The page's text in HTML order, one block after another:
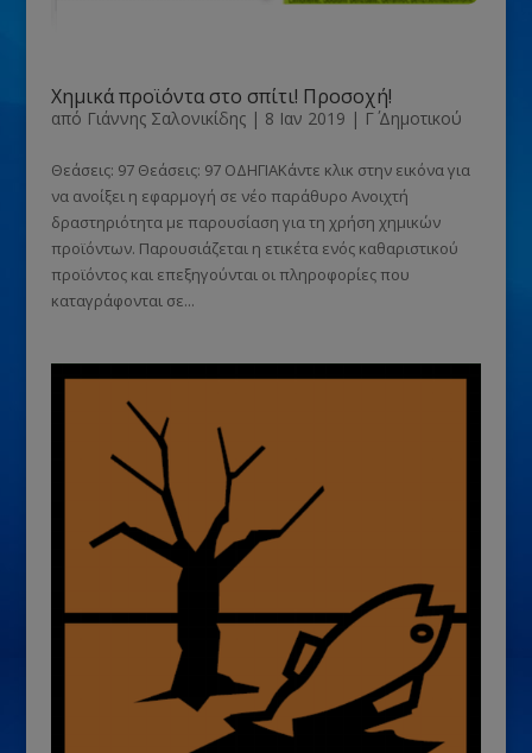
Χημικά προϊόντα στο σπίτι! Προσοχή!
από Γιάννης Σαλονικίδης| 8 Ιαν 2019 | Γ΄ Δημοτικού
Θεάσεις: 97 Θεάσεις: 97 ΟΔΗΓΙΑΚάντε κλικ στην εικόνα για
να ανοίξει η εφαρμογή σε νέο παράθυρο Ανοιχτή
δραστηριότητα με παρουσίαση για τη χρήση χημικών
προϊόντων. Παρουσιάζεται η ετικέτα ενός καθαριστικού
προϊόντος και επεξηγούνται οι πληροφορίες που
καταγράφονται σε...